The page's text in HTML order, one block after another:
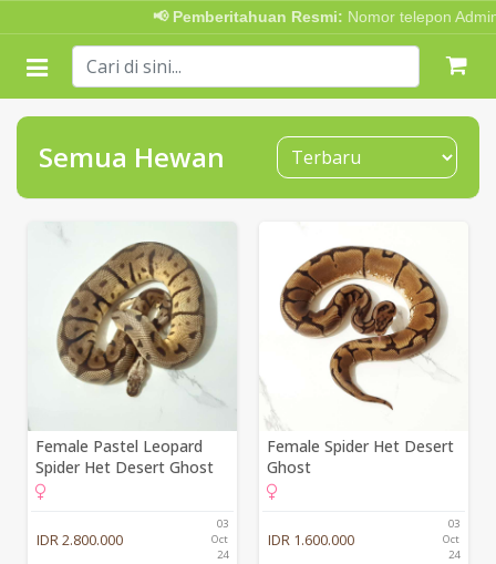
📢 Pemberitahuan Resmi:Nomor telepon Admin
Semua Hewan
Female Pastel Leopard
Spider Het Desert Ghost
IDR 2.800.000
03
Oct
24
Female Spider Het Desert
Ghost
IDR 1.600.000
03
Oct
24